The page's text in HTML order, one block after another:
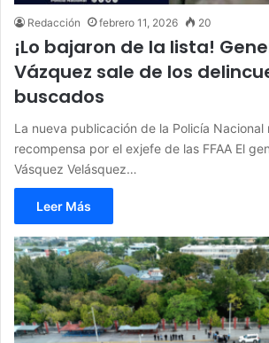
Redacción febrero 11, 2026 20
¡Lo bajaron de la lista!
Vázquez sale de los
buscados
La nueva publicación de la Policía Nacional
recompensa por el exjefe de las FFAA El
Vásquez Velásquez…
Leer Más